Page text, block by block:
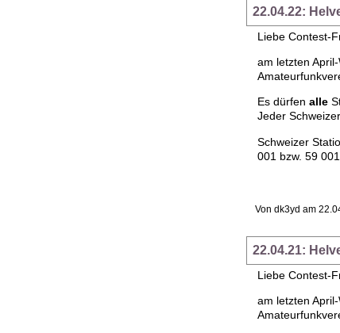
22.04.22:
Liebe Contest-
am letzten
Es dürfen alle
Jeder
Schweizer
001 bzw. 59
Von dk3yd am
22.04.21:
Liebe Contest-
am letzten